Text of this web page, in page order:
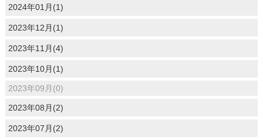
2024年01月(1)
2023年12月(1)
2023年11月(4)
2023年10月(1)
2023年09月(0)
2023年08月(2)
2023年07月(2)